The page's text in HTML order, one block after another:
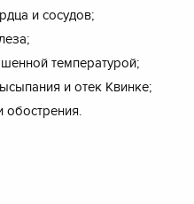
и сосудов;
температурой;
и отек Квинке;
обострения.